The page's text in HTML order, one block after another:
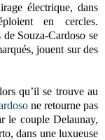
électrique, dans
en cercles.
Souza-Cardoso se
jouent sur des
qu’il se trouve au
ne retourne pas
le couple Delaunay,
dans une luxueuse